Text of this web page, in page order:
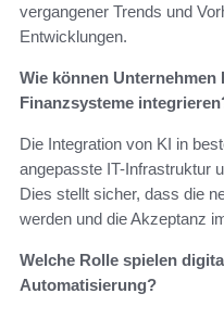
vergangener Trends und
Entwicklungen.
Wie können Unternehmen
Finanzsysteme
Die Integration von KI in
angepasste IT-Infrastruktur
Dies stellt sicher, dass die
werden und die Akzeptanz
Welche Rolle spielen
Automatisierung?